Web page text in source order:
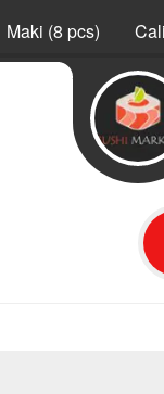
Maki (8 pcs)